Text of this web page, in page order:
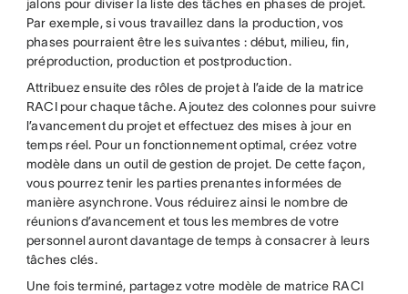
jalons pour diviser la liste des tâches en phases de projet.
Par exemple, si vous travaillez dans la production, vos
phases pourraient être les suivantes : début, milieu, fin,
préproduction, production et postproduction.
Attribuez ensuite des rôles de projet à l’aide de la matrice
RACI pour chaque tâche. Ajoutez des colonnes pour suivre
l’avancement du projet et effectuez des mises à jour en
temps réel. Pour un fonctionnement optimal, créez votre
modèle dans un outil de gestion de projet. De cette façon,
vous pourrez tenir les parties prenantes informées de
manière asynchrone. Vous réduirez ainsi le nombre de
réunions d’avancement et tous les membres de votre
personnel auront davantage de temps à consacrer à leurs
tâches clés.
Une fois terminé, partagez votre modèle de matrice RACI